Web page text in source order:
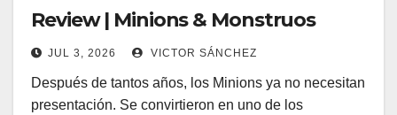
Review | Minions & Monstruos
JUL 3, 2026 VICTOR SÁNCHEZ
Después de tantos años, los Minions ya no necesitan
presentación. Se convirtieron en uno de los